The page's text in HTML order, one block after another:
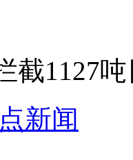
开放1127吨
新闻